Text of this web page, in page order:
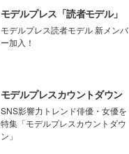
モデルプレス「読者モデル」
モデルプレス読者モデル 新メンバ
ー加入！
モデルプレスカウントダウン
SNS影響力トレンド俳優・女優を
特集「モデルプレスカウントダウ
ン」